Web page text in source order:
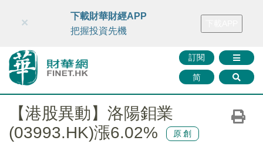
財華智庫網 FINTV FINMETA 財華證券 媒體矩陣
訂閱
简
×
下載財華財經APP
把握投資先機
【港股異動】洛陽鉬業
(03993.HK)漲6.02%
原創